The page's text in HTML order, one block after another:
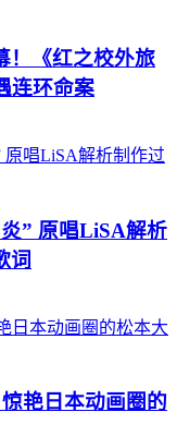
！《红之校外旅
连环命案
” 原唱LiSA解析
词
艳日本动画圈的